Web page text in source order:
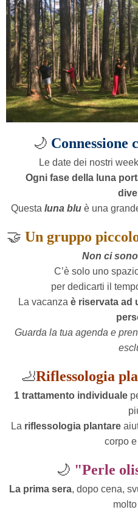
🌙
Le date dei nostri
Ogni fase della luna
Questa luna blu è una
🤝 Un gruppo
Non ci
C’è solo uno
per dedicarti il
La vacanza è riservata ad
Guarda la tua agenda e
🦶Riflessologia
1 trattamento individuale
La riflessologia plantare
corpo
🌙 "Perle
La prima sera, dopo cena,